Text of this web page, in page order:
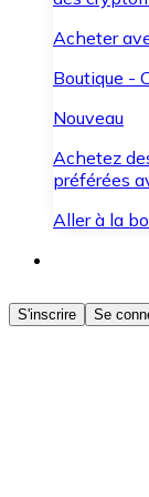
Acheter
Boutique -
Nouveau
Achetez
préférées
Aller à la
Acheter
Achetez
S'inscrire Se